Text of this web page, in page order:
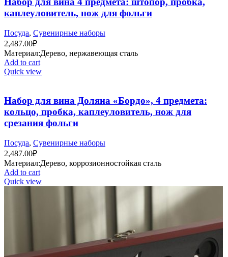
каплеуловитель, нож для фольги
Посуда, Сувенирные наборы
2,487.00₽
Материал:Дерево, нержавеющая сталь
Add to cart
Quick view
Набор для вина Доляна «Бордо», 4 предмета:
кольцо, пробка, каплеуловитель, нож для
срезания фольги
Посуда, Сувенирные наборы
2,487.00₽
Материал:Дерево, коррозионностойкая сталь
Add to cart
Quick view